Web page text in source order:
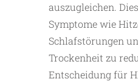
auszugleichen.
Symptome wie
Schlafstörungen
Trockenheit zu
Entscheidung für